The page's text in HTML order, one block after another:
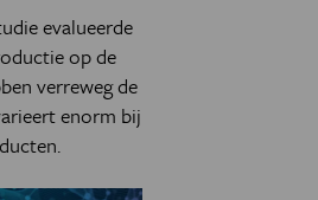
evalueerde
op de
verreweg de
enorm bij